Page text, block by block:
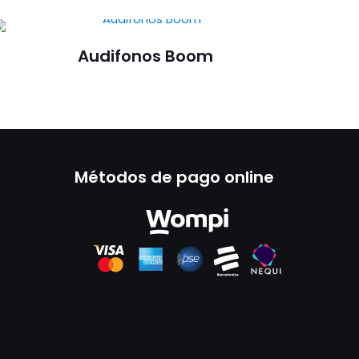
Audifonos Boom
Métodos de pago online